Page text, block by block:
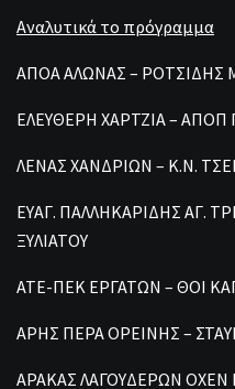
Αναλυτικά το πρόγραμμα
ΑΠΟΑ ΑΛΩΝΑΣ – ΡΟΤΣΙΔΗΣ
ΕΛΕΥΘΕΡΗ ΧΑΡΤΖΙΑ – ΑΠΟΠ
ΛΕΝΑΣ ΧΑΝΔΡΙΩΝ – Κ.Ν.
ΕΥΑΓ. ΠΑΛΛΗΚΑΡΙΔΗΣ ΑΓ.
ΞΥΛΙΑΤΟΥ
ΑΤΕ-ΠΕΚ ΕΡΓΑΤΩΝ – ΘΟΙ
ΑΡΗΣ ΠΕΡΑ ΟΡΕΙΝΗΣ –
ΑΡΑΚΑΣ ΛΑΓΟΥΔΕΡΩΝ ΟΧΕΝ